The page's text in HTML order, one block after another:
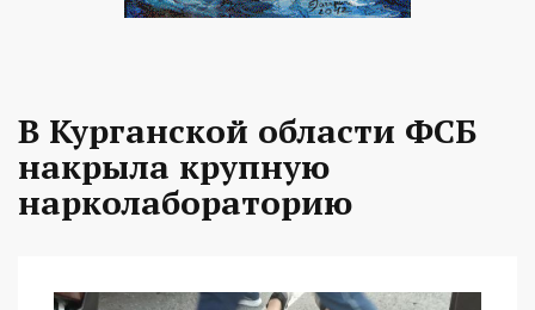
В Курганской области ФСБ
накрыла крупную
нарколабораторию